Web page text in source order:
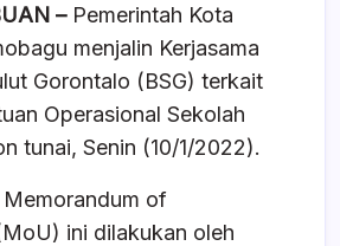
e
a
d
s
ar
e
–Pemerintah Kota
menjalin Kerjasama
Gorontalo (BSG) terkait
Operasional Sekolah
tunai, Senin (10/1/2022).
of
ini dilakukan oleh